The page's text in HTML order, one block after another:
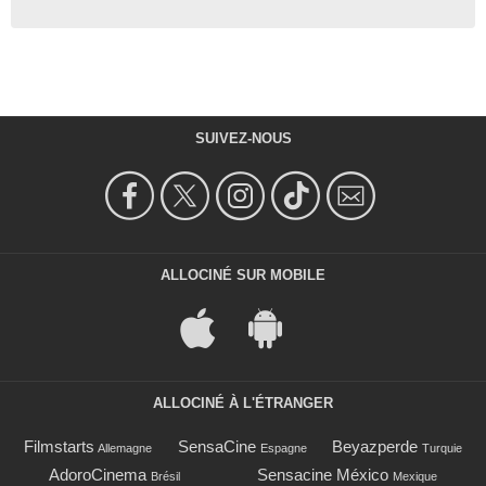
SUIVEZ-NOUS
ALLOCINÉ SUR MOBILE
ALLOCINÉ À L'ÉTRANGER
Filmstarts Allemagne SensaCine Espagne Beyazperde Turquie
AdoroCinema Brésil Sensacine México Mexique